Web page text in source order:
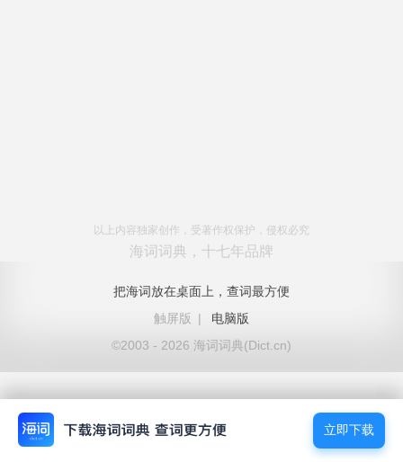
以上内容独家创作，受著作权保护，侵权必究
海词词典，十七年品牌
把海词放在桌面上，查词最方便
触屏版
|
电脑版
©2003 - 2026 海词词典(Dict.cn)
立即下载
立即下载